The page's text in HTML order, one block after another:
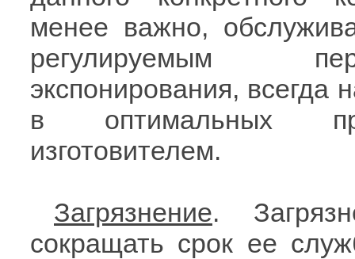
менее важно,
регулируемым
экспонирования, всегда
в оптимальных
изготовителем.
Загрязнение.
сокращать срок ее